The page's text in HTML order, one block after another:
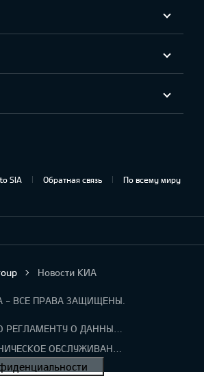
SIA Обратная связь По всему миру
Новости КИА
- ВСЕ ПРАВА ЗАЩИЩЕНЫ.